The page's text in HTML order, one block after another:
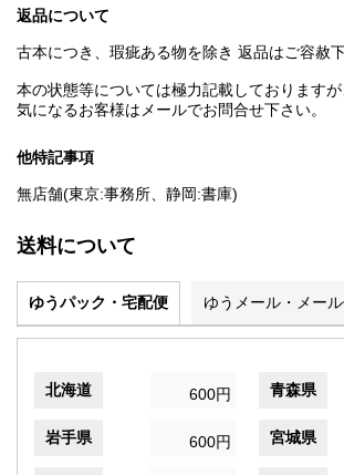
返品について
古本につき、瑕疵ある物を除き 返品はご容赦下
本の状態等については極力記載しておりますが
気になるお客様はメールでお問合せ下さい。
他特記事項
無店舗(東京:事務所、静岡:書庫)
送料について
ゆうパック・宅配便 ゆうメール・メー
北海道 600円 青森県
岩手県 600円 宮城県